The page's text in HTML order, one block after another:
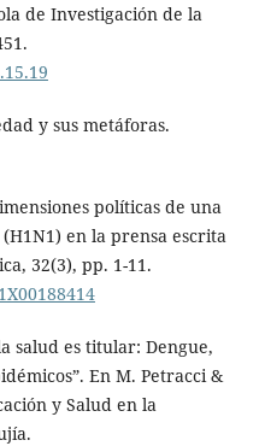
de Investigación de la
y sus metáforas.
políticas de una
en la prensa escrita
32(3), pp. 1-11.
salud es titular: Dengue,
En M. Petracci &
y Salud en la